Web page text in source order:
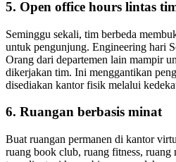
5. Open office hours lintas
Seminggu sekali, tim berbeda
untuk pengunjung. Engineering hari
Orang dari departemen lain mampir
dikerjakan tim. Ini menggantikan
disediakan kantor fisik melalui
6. Ruangan berbasis minat
Buat ruangan permanen di kantor
ruang book club, ruang fitness, ruang